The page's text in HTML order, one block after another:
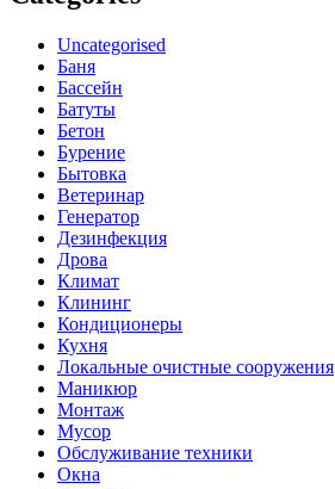
Uncategorised
Баня
Бассейн
Батуты
Бетон
Бурение
Бытовка
Ветеринар
Генератор
Дезинфекция
Дрова
Климат
Клининг
Кондиционеры
Кухня
Локальные очистные сооружения
Маникюр
Монтаж
Мусор
Обслуживание техники
Окна